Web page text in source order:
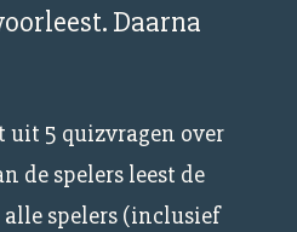
Daarna
uit 5 quizvragen over
de spelers leest de
spelers (inclusief